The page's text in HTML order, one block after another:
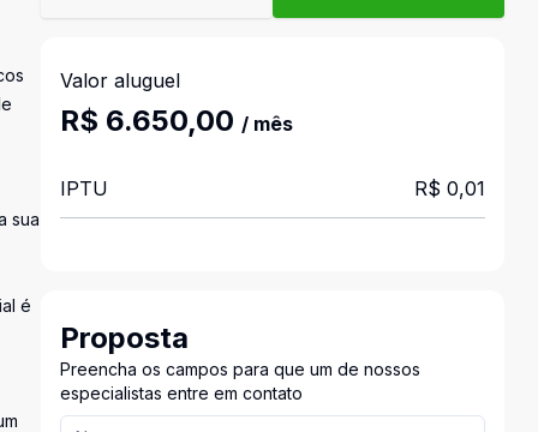
sua
é
Valor aluguel
R$ 6.650,00 / mês
IPTU R$ 0,01
Proposta
Preencha os campos para que um de nossos
especialistas entre em contato